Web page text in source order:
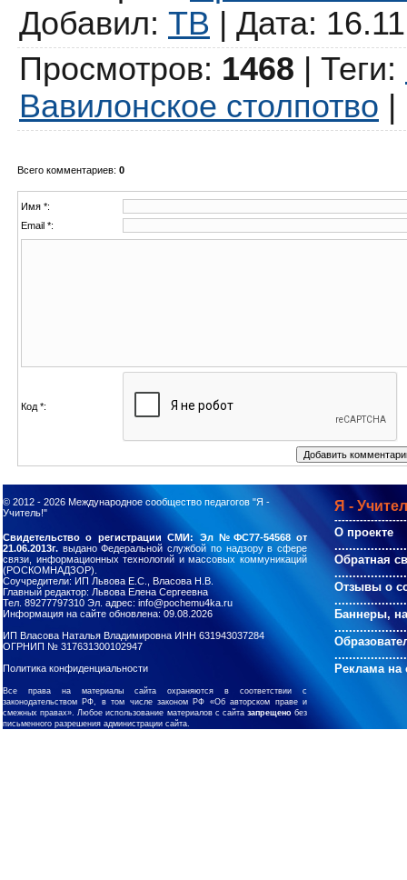
Добавил: ТВ | Дата:
Просмотров: 1468 | Теги:
Вавилонское столпотво |
Всего комментариев: 0
Имя *:
Email *:
Код *:
© 2012 - 2026 Международное сообщество педагогов "Я -
Учитель!"
Я -
О проекте
Обратная
Отзывы о
Баннеры,
Реклама на
Свидетельство о регистрации СМИ: Эл №ФС77-54568 от
21.06.2013г. выдано Федеральной службой по надзору в сфере
связи, информационных технологий и массовых коммуникаций
(РОСКОМНАДЗОР).
Соучредители: ИП Львова Е.С., Власова Н.В.
Главный редактор: Львова Елена Сергеевна
Тел. 89277797310 Эл. адрес: info@pochemu4ka.ru
Информация на сайте обновлена: 09.08.2026
ИП Власова Наталья Владимировна ИНН 631943037284
ОГРНИП № 317631300102947
Политика конфиденциальности
Все права на материалы сайта охраняются в соответствии с
законодательством РФ, в том числе законом РФ «Об авторском праве и
смежных правах». Любое использование материалов с сайта запрещенобез
письменного разрешения администрации сайта.